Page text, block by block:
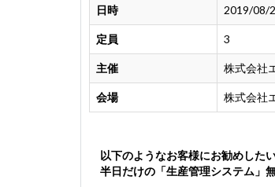
日時 2019/08/
定員 3
主催 株式会社
会場 株式会
以下のようなお客様にお勧めしたい
半日だけの「生産管理システム」